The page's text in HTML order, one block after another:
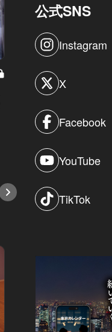
汐留タラレバ娘 Vol.5
汐留タラレバ娘：
れる？！
公式SNS
Instagram
X
Facebook
YouTube
TikTok